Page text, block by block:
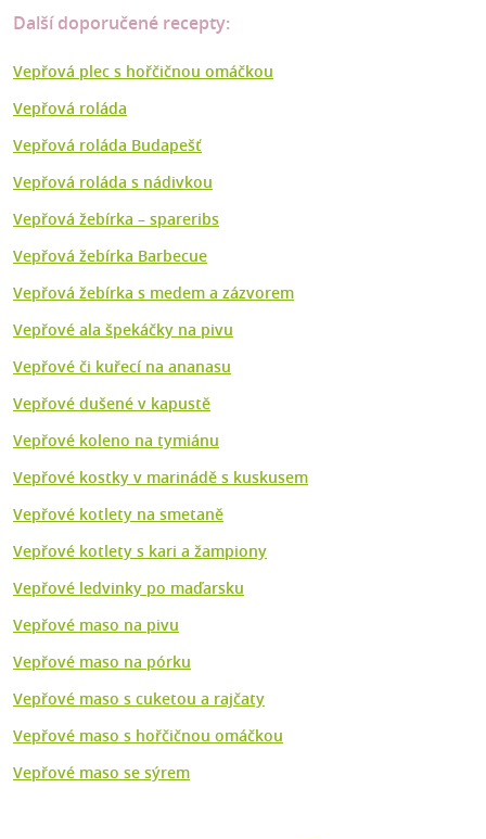
Další doporučené recepty:
Vepřová plec s hořčičnou omáčkou
Vepřová roláda
Vepřová roláda Budapešť
Vepřová roláda s nádivkou
Vepřová žebírka – spareribs
Vepřová žebírka Barbecue
Vepřová žebírka s medem a zázvorem
Vepřové ala špekáčky na pivu
Vepřové či kuřecí na ananasu
Vepřové dušené v kapustě
Vepřové koleno na tymiánu
Vepřové kostky v marinádě s kuskusem
Vepřové kotlety na smetaně
Vepřové kotlety s kari a žampiony
Vepřové ledvinky po maďarsku
Vepřové maso na pivu
Vepřové maso na pórku
Vepřové maso s cuketou a rajčaty
Vepřové maso s hořčičnou omáčkou
Vepřové maso se sýrem